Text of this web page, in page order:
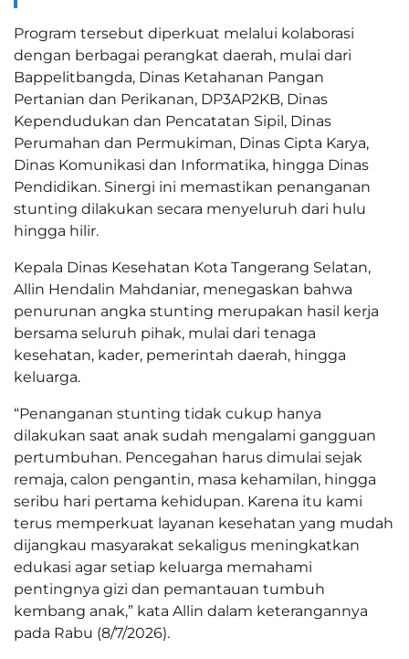
Program tersebut diperkuat melalui kolaborasi
dengan berbagai perangkat daerah, mulai dari
Bappelitbangda, Dinas Ketahanan Pangan
Pertanian dan Perikanan, DP3AP2KB, Dinas
Kependudukan dan Pencatatan Sipil, Dinas
Perumahan dan Permukiman, Dinas Cipta Karya,
Dinas Komunikasi dan Informatika, hingga Dinas
Pendidikan. Sinergi ini memastikan penanganan
stunting dilakukan secara menyeluruh dari hulu
hingga hilir.
Kepala Dinas Kesehatan Kota Tangerang Selatan,
Allin Hendalin Mahdaniar, menegaskan bahwa
penurunan angka stunting merupakan hasil kerja
bersama seluruh pihak, mulai dari tenaga
kesehatan, kader, pemerintah daerah, hingga
keluarga.
“Penanganan stunting tidak cukup hanya
dilakukan saat anak sudah mengalami gangguan
pertumbuhan. Pencegahan harus dimulai sejak
remaja, calon pengantin, masa kehamilan, hingga
seribu hari pertama kehidupan. Karena itu kami
terus memperkuat layanan kesehatan yang mudah
dijangkau masyarakat sekaligus meningkatkan
edukasi agar setiap keluarga memahami
pentingnya gizi dan pemantauan tumbuh
kembang anak,” kata Allin dalam keterangannya
pada Rabu (8/7/2026).